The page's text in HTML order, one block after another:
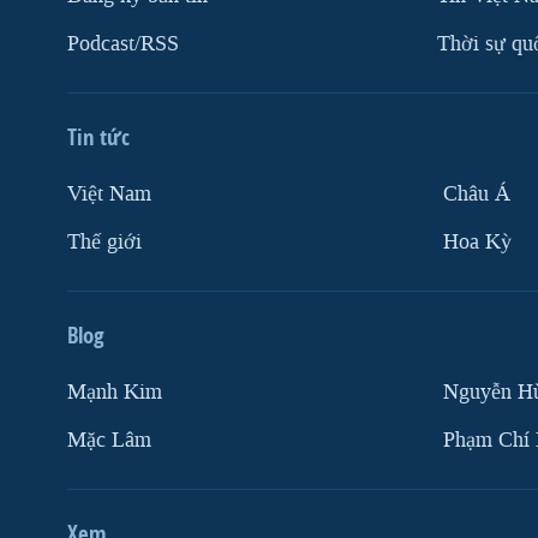
Podcast/RSS
Thời sự
Tin tức
Việt Nam
Thế giới
Châu Á
Hoa Kỳ
Blog
Mạnh Kim
Mặc Lâm
Nguyễn
Phạm Chí